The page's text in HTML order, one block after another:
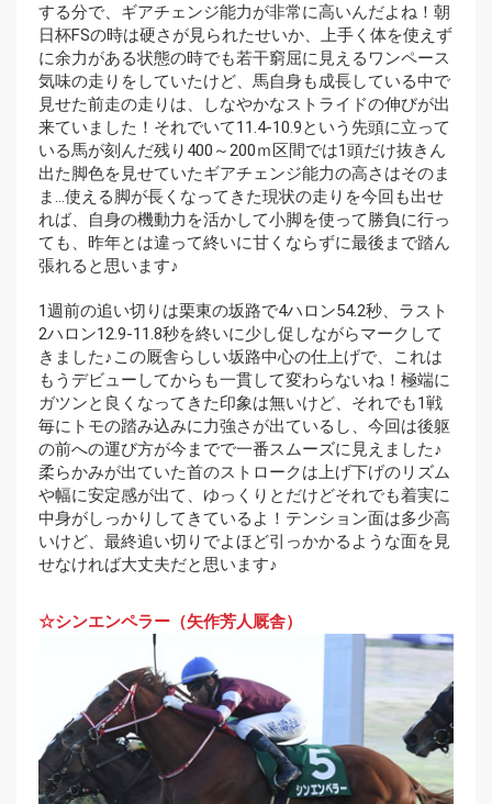
する分で、ギアチェンジ能力が非常に高いんだよね！朝
日杯FSの時は硬さが見られたせいか、上手く体を使えず
に余力がある状態の時でも若干窮屈に見えるワンペース
気味の走りをしていたけど、馬自身も成長している中で
見せた前走の走りは、しなやかなストライドの伸びが出
来ていました！それでいて11.4-10.9という先頭に立って
いる馬が刻んだ残り400～200ｍ区間では1頭だけ抜きん
出た脚色を見せていたギアチェンジ能力の高さはそのま
ま…使える脚が長くなってきた現状の走りを今回も出せ
れば、自身の機動力を活かして小脚を使って勝負に行っ
ても、昨年とは違って終いに甘くならずに最後まで踏ん
張れると思います♪
1週前の追い切りは栗東の坂路で4ハロン54.2秒、ラスト
2ハロン12.9-11.8秒を終いに少し促しながらマークして
きました♪この厩舎らしい坂路中心の仕上げで、これは
もうデビューしてからも一貫して変わらないね！極端に
ガツンと良くなってきた印象は無いけど、それでも1戦
毎にトモの踏み込みに力強さが出ているし、今回は後躯
の前への運び方が今までで一番スムーズに見えました♪
柔らかみが出ていた首のストロークは上げ下げのリズム
や幅に安定感が出て、ゆっくりとだけどそれでも着実に
中身がしっかりしてきているよ！テンション面は多少高
いけど、最終追い切りでよほど引っかかるような面を見
せなければ大丈夫だと思います♪
☆シンエンペラー（矢作芳人厩舎）